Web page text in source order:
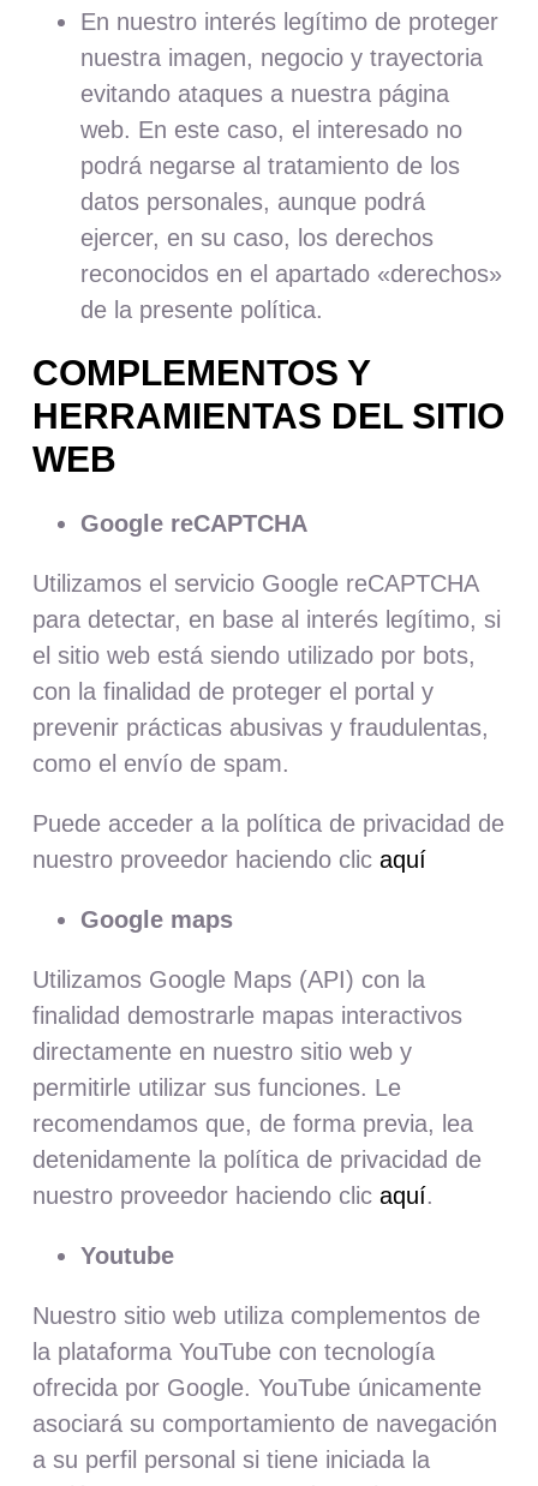
En nuestro interés legítimo de proteger
nuestra imagen, negocio y trayectoria
evitando ataques a nuestra página
web. En este caso, el interesado no
podrá negarse al tratamiento de los
datos personales, aunque podrá
ejercer, en su caso, los derechos
reconocidos en el apartado «derechos»
de la presente política.
COMPLEMENTOS Y
HERRAMIENTAS DEL SITIO
WEB
Google reCAPTCHA
Utilizamos el servicio Google reCAPTCHA
para detectar, en base al interés legítimo, si
el sitio web está siendo utilizado por bots,
con la finalidad de proteger el portal y
prevenir prácticas abusivas y fraudulentas,
como el envío de spam.
Puede acceder a la política de privacidad de
nuestro proveedor haciendo clicaquí
Google maps
Utilizamos Google Maps (API) con la
finalidad demostrarle mapas interactivos
directamente en nuestro sitio web y
permitirle utilizar sus funciones. Le
recomendamos que, de forma previa, lea
detenidamente la política de privacidad de
nuestro proveedor haciendo clicaquí.
Youtube
Nuestro sitio web utiliza complementos de
la plataforma YouTube con tecnología
ofrecida por Google. YouTube únicamente
asociará su comportamiento de navegación
a su perfil personal si tiene iniciada la